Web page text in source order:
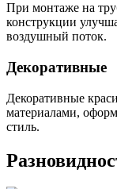
При монтаже на
конструкции
воздушный поток.
Декоративные
Декоративные
материалами,
стиль.